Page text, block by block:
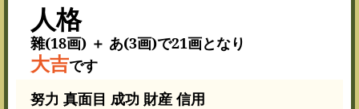
人格
雜(18画) ＋ あ(3画)で21画となり
大吉です
努力 真面目 成功 財産 信用